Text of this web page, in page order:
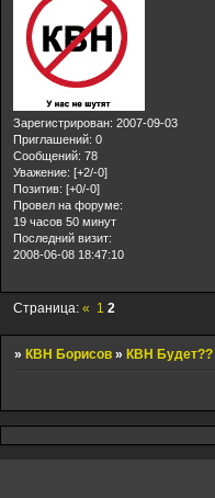
Зарегистрирован: 2007-09-03
Приглашений: 0
Сообщений: 78
Уважение: [+2/-0]
Позитив: [+0/-0]
Провел на форуме:
19 часов 50 минут
Последний визит:
2008-06-08 18:47:10
Страница:« 1 2
»КВН Борисов »КВН Будет??